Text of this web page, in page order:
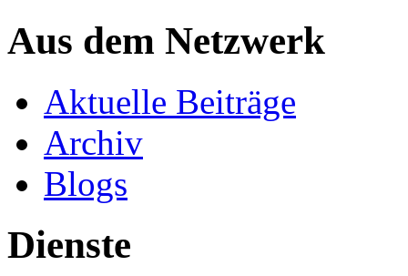
Aus dem Netzwerk
Aktuelle Beiträge
Archiv
Blogs
Dienste